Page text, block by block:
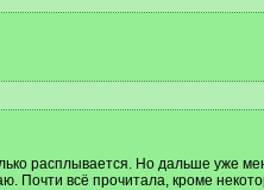
расплывается. Но дальше уже
Почти всё прочитала, кроме